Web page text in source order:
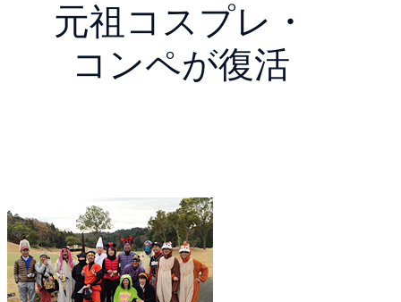
元祖コスプレ・
コンペが復活